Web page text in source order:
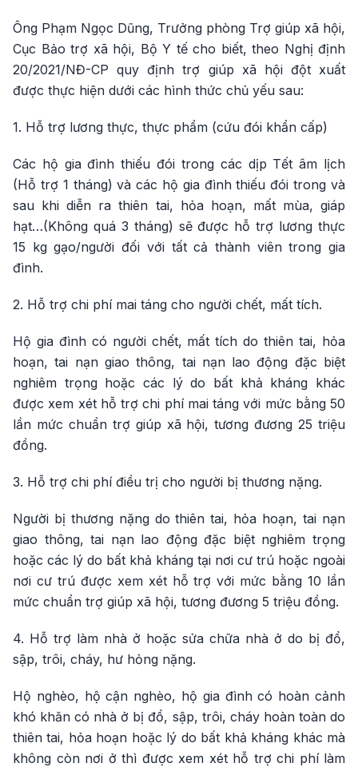
Ông Phạm Ngọc Dũng, Trưởng phòng Trợ giúp xã hội,
Cục Bảo trợ xã hội, Bộ Y tế cho biết, theo Nghị định
20/2021/NĐ-CP quy định trợ giúp xã hội đột xuất
được thực hiện dưới các hình thức chủ yếu sau:
1. Hỗ trợ lương thực, thực phẩm (cứu đói khẩn cấp)
Các hộ gia đình thiếu đói trong các dịp Tết âm lịch
(Hỗ trợ 1 tháng) và các hộ gia đình thiếu đói trong và
sau khi diễn ra thiên tai, hỏa hoạn, mất mùa, giáp
hạt…(Không quá 3 tháng) sẽ được hỗ trợ lương thực
15 kg gạo/người đối với tất cả thành viên trong gia
đình.
2. Hỗ trợ chi phí mai táng cho người chết, mất tích.
Hộ gia đình có người chết, mất tích do thiên tai, hỏa
hoạn, tai nạn giao thông, tai nạn lao động đặc biệt
nghiêm trọng hoặc các lý do bất khả kháng khác
được xem xét hỗ trợ chi phí mai táng với mức bằng 50
lần mức chuẩn trợ giúp xã hội, tương đương 25 triệu
đồng.
3. Hỗ trợ chi phí điều trị cho người bị thương nặng.
Người bị thương nặng do thiên tai, hỏa hoạn, tai nạn
giao thông, tai nạn lao động đặc biệt nghiêm trọng
hoặc các lý do bất khả kháng tại nơi cư trú hoặc ngoài
nơi cư trú được xem xét hỗ trợ với mức bằng 10 lần
mức chuẩn trợ giúp xã hội, tương đương 5 triệu đồng.
4. Hỗ trợ làm nhà ở hoặc sửa chữa nhà ở do bị đổ,
sập, trôi, cháy, hư hỏng nặng.
Hộ nghèo, hộ cận nghèo, hộ gia đình có hoàn cảnh
khó khăn có nhà ở bị đổ, sập, trôi, cháy hoàn toàn do
thiên tai, hỏa hoạn hoặc lý do bất khả kháng khác mà
không còn nơi ở thì được xem xét hỗ trợ chi phí làm